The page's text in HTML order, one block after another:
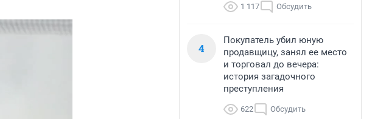
1 117 Обсудить
4
Покупатель убил юную
продавщицу, занял ее место
и торговал до вечера:
история загадочного
преступления
622 Обсудить